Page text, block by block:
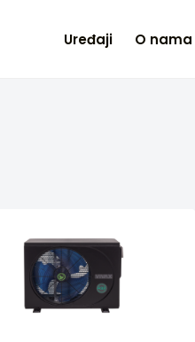
Uređaji O nama